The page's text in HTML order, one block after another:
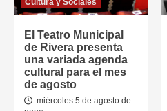
El Teatro Municipal
de Rivera presenta
una variada agenda
cultural para el mes
de agosto
miércoles 5 de agosto de